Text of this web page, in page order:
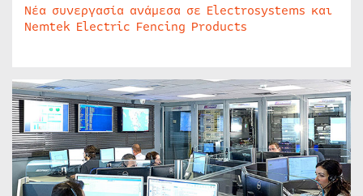
Νέα συνεργασία ανάμεσα σε Electrosystems και
Nemtek Electric Fencing Products